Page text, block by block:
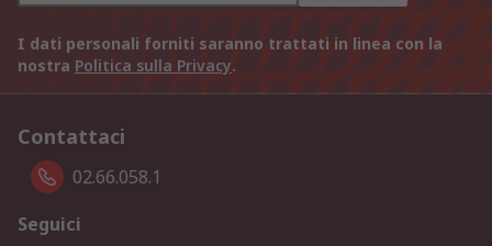
I dati personali forniti saranno trattati in linea con la
nostra Politica sulla Privacy.
Contattaci
02.66.058.1
Seguici